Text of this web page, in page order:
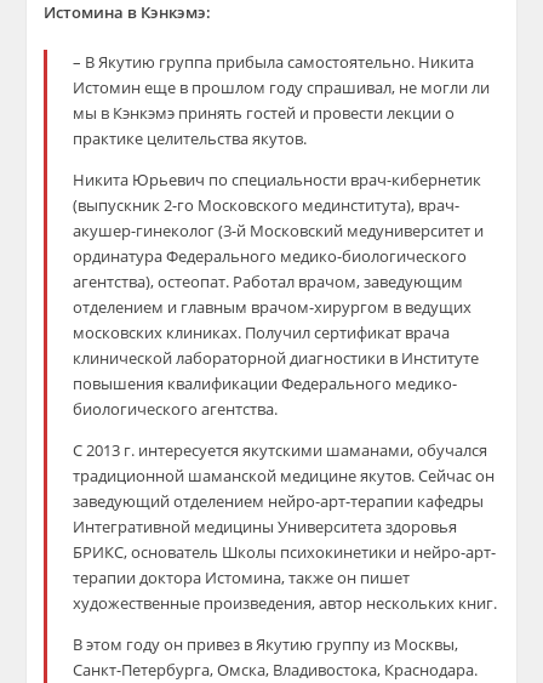
Истомина в Кэнкэмэ:
– В Якутию группа прибыла самостоятельно. Никита
Истомин еще в прошлом году спрашивал, не могли ли
мы в Кэнкэмэ принять гостей и провести лекции о
практике целительства якутов.
Никита Юрьевич по специальности врач-кибернетик
(выпускник 2-го Московского мединститута), врач-
акушер-гинеколог (3-й Московский медуниверситет и
ординатура Федерального медико-биологического
агентства), остеопат. Работал врачом, заведующим
отделением и главным врачом-хирургом в ведущих
московских клиниках. Получил сертификат врача
клинической лабораторной диагностики в Институте
повышения квалификации Федерального медико-
биологического агентства.
С 2013 г. интересуется якутскими шаманами, обучался
традиционной шаманской медицине якутов. Сейчас он
заведующий отделением нейро-арт-терапии кафедры
Интегративной медицины Университета здоровья
БРИКС, основатель Школы психокинетики и нейро-арт-
терапии доктора Истомина, также он пишет
художественные произведения, автор нескольких книг.
В этом году он привез в Якутию группу из Москвы,
Санкт-Петербурга, Омска, Владивостока, Краснодара.